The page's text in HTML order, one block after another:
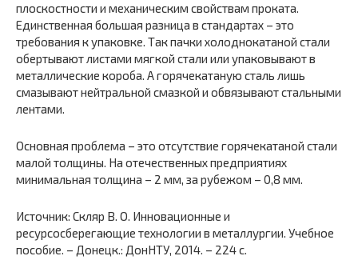
плоскостности и механическим свойствам проката.
Единственная большая разница в стандартах – это
требования к упаковке. Так пачки холоднокатаной стали
обертывают листами мягкой стали или упаковывают в
металлические короба. А горячекатаную сталь лишь
смазывают нейтральной смазкой и обвязывают стальными
лентами.
Основная проблема – это отсутствие горячекатаной стали
малой толщины. На отечественных предприятиях
минимальная толщина – 2 мм, за рубежом – 0,8 мм.
Источник: Скляр В. О. Инновационные и
ресурсосберегающие технологии в металлургии. Учебное
пособие. – Донецк.: ДонНТУ, 2014. – 224 с.